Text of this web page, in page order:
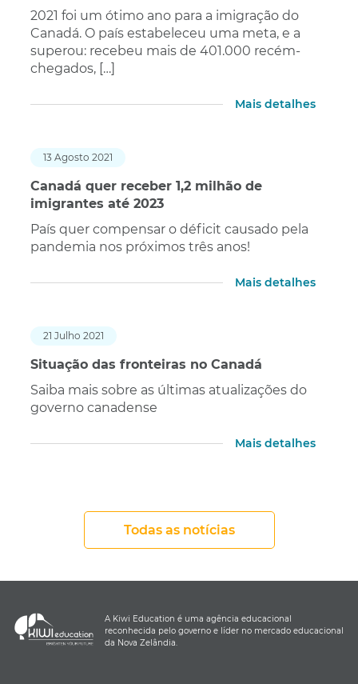
2021 foi um ótimo ano para a imigração do
Canadá. O país estabeleceu uma meta, e a
superou: recebeu mais de 401.000 recém-
chegados, […]
Mais detalhes
13 Agosto 2021
Canadá quer receber 1,2 milhão de
imigrantes até 2023
País quer compensar o déficit causado pela
pandemia nos próximos três anos!
Mais detalhes
21 Julho 2021
Situação das fronteiras no Canadá
Saiba mais sobre as últimas atualizações do
governo canadense
Mais detalhes
Todas as notícias
A Kiwi Education é uma agência educacional
reconhecida pelo governo e líder no mercado educacional
da Nova Zelândia.